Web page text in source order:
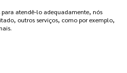
para atendê-lo adequadamente, nós
outros serviços, como por exemplo,